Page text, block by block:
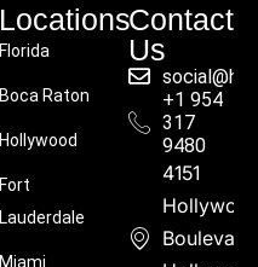
Locations
Florida
Boca Raton
Hollywood
Fort
Lauderdale
Miami
Contact
Us
+1 954
317
9480
4151
Boulevard,